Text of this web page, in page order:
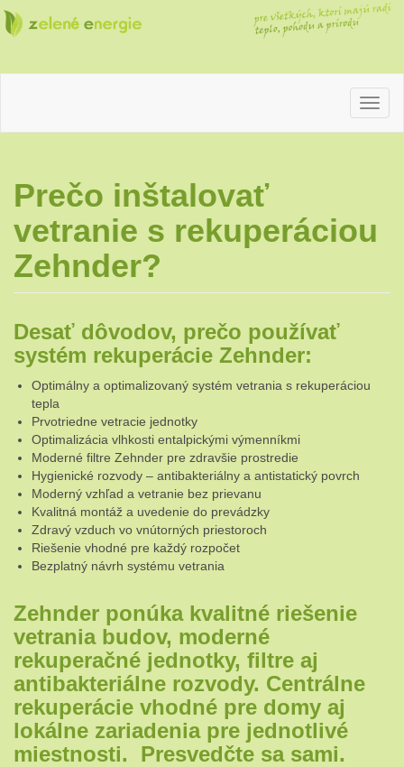
Zelené
energie
pre
a prírodu
Prečo inštalovať
vetranie s rekuperáciou
Zehnder?
Desať dôvodov, prečo používať
systém rekuperácie Zehnder:
Optimálny a optimalizovaný systém vetrania s rekuperáciou
tepla
Prvotriedne vetracie jednotky
Optimalizácia vlhkosti entalpickými výmenníkmi
Moderné filtre Zehnder pre zdravšie prostredie
Hygienické rozvody – antibakteriálny a antistatický povrch
Moderný vzhľad a vetranie bez prievanu
Kvalitná montáž a uvedenie do prevádzky
Zdravý vzduch vo vnútorných priestoroch
Riešenie vhodné pre každý rozpočet
Bezplatný návrh systému vetrania
Zehnder ponúka kvalitné riešenie
vetrania budov, moderné
rekuperačné jednotky, filtre aj
antibakteriálne rozvody. Centrálne
rekuperácie vhodné pre domy aj
lokálne zariadenia pre jednotlivé
miestnosti. Presvedčte sa sami.